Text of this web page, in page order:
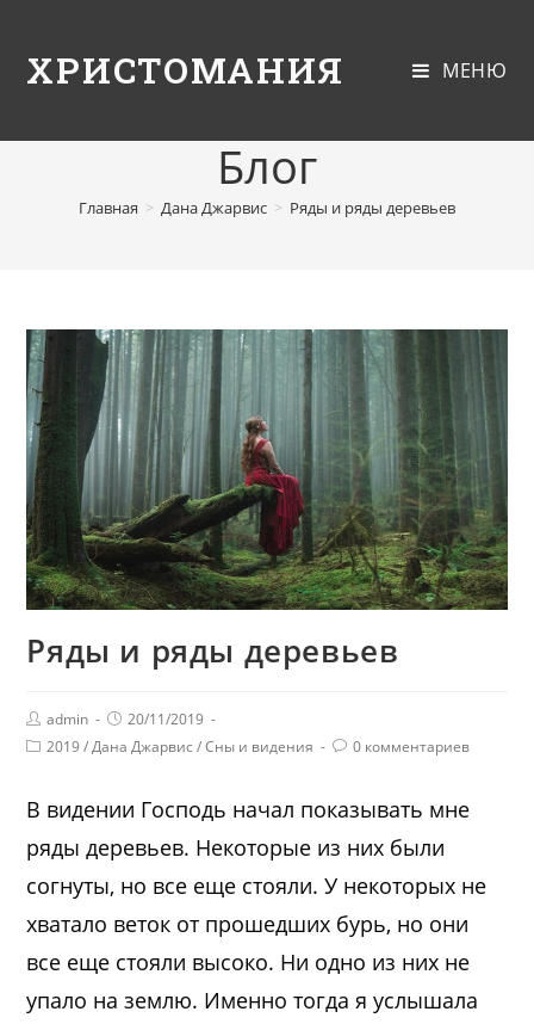
ХРИСТОМАНИЯ МЕНЮ
Блог
Главная > Дана Джарвис > Ряды и ряды деревьев
Ряды и ряды деревьев
admin
20/11/2019
2019 / Дана Джарвис / Сны и видения 0 комментариев
В видении Господь начал показывать мне
ряды деревьев. Некоторые из них были
согнуты, но все еще стояли. У некоторых не
хватало веток от прошедших бурь, но они
все еще стояли высоко. Ни одно из них не
упало на землю. Именно тогда я услышала